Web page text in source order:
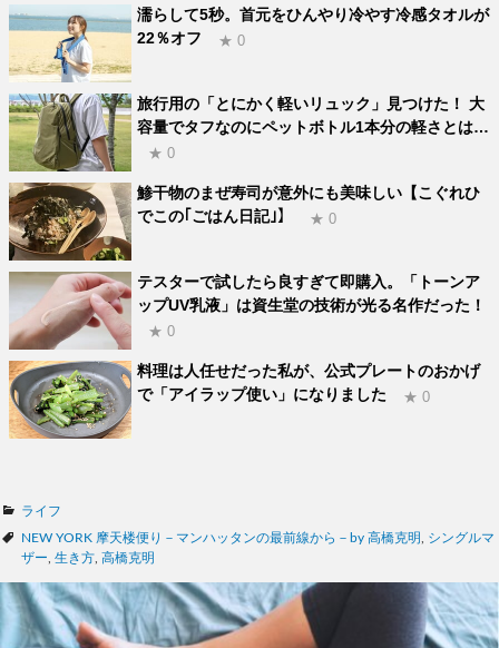
濡らして5秒。首元をひんやり冷やす冷感タオルが
22％オフ
★ 0
旅行用の「とにかく軽いリュック」見つけた！ 大
容量でタフなのにペットボトル1本分の軽さとは…
★ 0
鯵干物のまぜ寿司が意外にも美味しい【こぐれひ
でこの｢ごはん日記｣】
★ 0
テスターで試したら良すぎて即購入。「トーンア
ップUV乳液」は資生堂の技術が光る名作だった！
★ 0
料理は人任せだった私が、公式プレートのおかげ
で「アイラップ使い」になりました
★ 0
カ
テ
ゴ
ー
ライフ
タ
グ
NEW YORK 摩天楼便り－マンハッタンの最前線から－by 高橋克明
シングルマ
ザー 生き方 高橋克明